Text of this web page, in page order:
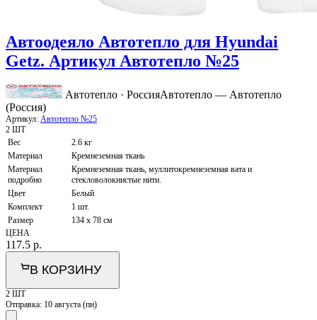
Автоодеяло Автотепло для Hyundai
Getz. Артикул Автотепло №25
Автотепло · РоссияАвтотепло — Автотепло
(Россия)
Артикул: Автотепло №25
2 ШТ
Вес
2.6 кг
Материал
Кремнеземная ткань
Материал
подробно
Кремнеземная ткань, муллитокремнеземная вата и
стекловолокнистые нити.
Цвет
Белый
Комплект
1 шт.
Размер
134 x 78 см
ЦЕНА
117.5 р.
В КОРЗИНУ
2 ШТ
Отправка: 10 августа (пн)